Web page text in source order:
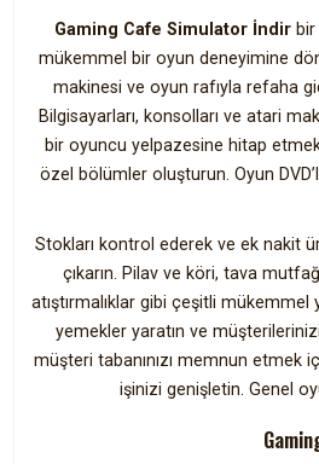
Gaming Cafe Simulator İndirbir
mükemmel bir oyun deneyimine
makinesi ve oyun rafıyla refaha
Bilgisayarları, konsolları ve atari
bir oyuncu yelpazesine hitap
özel bölümler oluşturun. Oyun
Stokları kontrol ederek ve ek nakit
çıkarın. Pilav ve köri, tava
atıştırmalıklar gibi çeşitli
yemekler yaratın ve
müşteri tabanınızı memnun etmek
işinizi genişletin. Genel